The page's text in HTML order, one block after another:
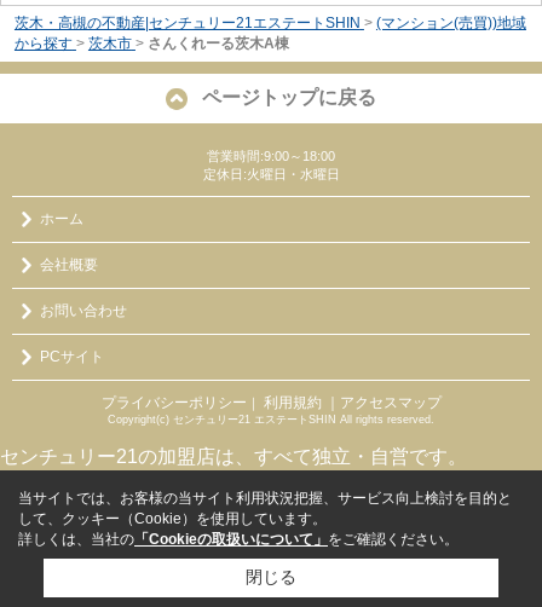
茨木・高槻の不動産|センチュリー21エステートSHIN > (マンション(売買))地域
から探す > 茨木市 > さんくれーる茨木A棟
ページトップに戻る
営業時間:9:00～18:00
定休日:火曜日・水曜日
ホーム
会社概要
お問い合わせ
PCサイト
プライバシーポリシー 利用規約 ｜アクセスマップ
Copyright(c) センチュリー21 エステートSHIN All rights reserved.
センチュリー21の加盟店は、すべて独立・自営です。
当サイトでは、お客様の当サイト利用状況把握、サービス向上検討を目的と
して、クッキー（Cookie）を使用しています。
詳しくは、当社の 「Cookieの取扱いについて」 をご確認ください。
閉じる